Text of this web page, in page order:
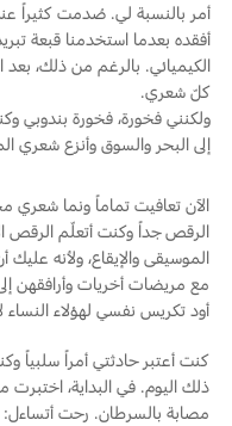
أمر بالنسبة لي. صُدمت كثيراً
أفقده بعدما استخدمنا قبعة
الكيميائي. بالرغم من ذلك، بعد
كلّ شعري.
ولكنني فخورة، فخورة بندوبي
إلى البحر والسوق وأنزع شعري
الآن تعافيت تماماً ونما شعري
الرقص جداً وكنت أتعلّم الرقص
الموسيقى والإيقاع، ولأنه
مع مريضات أخريات وأرافقهن
أود تكريس نفسي لهؤلاء
كنت أعتبر حادثتي أمراً سلبياً
ذلك اليوم. في البداية،
مصابة بالسرطان. رحت أتساءل: